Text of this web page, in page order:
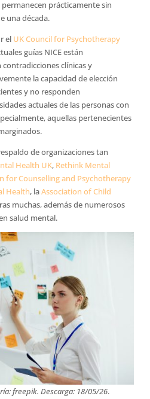
prácticamente sin
una década.
el UK Council for Psychotherapy
guías NICE están
clínicas y
la capacidad de elección
y no responden
actuales de las personas con
aquellas pertenecientes
de organizaciones tan
Health UK, Rethink Mental
for Counselling and Psychotherapy
Health, laAssociation of Child
muchas, además de numerosos
salud mental.
freepik. Descarga: 18/05/26.